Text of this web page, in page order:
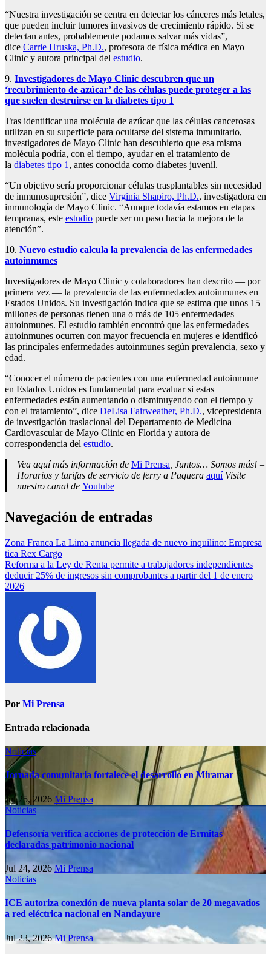
“Nuestra investigación se centra en detectar los cánceres más letales,
que pueden incluir tumores invasivos de crecimiento rápido. Si se
detectan antes, probablemente podamos salvar más vidas”,
dice Carrie Hruska, Ph.D., profesora de física médica en Mayo
Clinic y autora principal del estudio.
9. Investigadores de Mayo Clinic descubren que un
‘recubrimiento de azúcar’ de las células puede proteger a las
que suelen destruirse en la diabetes tipo 1
Tras identificar una molécula de azúcar que las células cancerosas
utilizan en su superficie para ocultarse del sistema inmunitario,
investigadores de Mayo Clinic han descubierto que esa misma
molécula podría, con el tiempo, ayudar en el tratamiento de
la diabetes tipo 1, antes conocida como diabetes juvenil.
“Un objetivo sería proporcionar células trasplantables sin necesidad
de inmunosupresión”, dice Virginia Shapiro, Ph.D., investigadora en
inmunología de Mayo Clinic. “Aunque todavía estamos en etapas
tempranas, este estudio puede ser un paso hacia la mejora de la
atención”.
10. Nuevo estudio calcula la prevalencia de las enfermedades
autoinmunes
Investigadores de Mayo Clinic y colaboradores han descrito — por
primera vez — la prevalencia de las enfermedades autoinmunes en
Estados Unidos. Su investigación indica que se estima que unos 15
millones de personas tienen una o más de 105 enfermedades
autoinmunes. El estudio también encontró que las enfermedades
autoinmunes ocurren con mayor frecuencia en mujeres e identificó
las principales enfermedades autoinmunes según prevalencia, sexo y
edad.
“Conocer el número de pacientes con una enfermedad autoinmune
en Estados Unidos es fundamental para evaluar si estas
enfermedades están aumentando o disminuyendo con el tiempo y
con el tratamiento”, dice DeLisa Fairweather, Ph.D., vicepresidenta
de investigación traslacional del Departamento de Medicina
Cardiovascular de Mayo Clinic en Florida y autora de
correspondencia del estudio.
Vea aquí más información de Mi Prensa, Juntos… Somos más! –
Horarios y tarifas de servicio de ferry a Paquera aquíVisite
nuestro canal de Youtube
Navegación de entradas
Zona Franca La Lima anuncia llegada de nuevo inquilino: Empresa
tica Rex Cargo
Reforma a la Ley de Renta permite a trabajadores independientes
deducir 25% de ingresos sin comprobantes a partir del 1 de enero
2026
Por Mi Prensa
Entrada relacionada
Noticias
Jornada comunitaria fortalece el desarrollo en Miramar
Jul 25, 2026 Mi Prensa
Noticias
Defensoría verifica acciones de protección de Ermitas
declaradas patrimonio nacional
Jul 24, 2026Mi Prensa
Noticias
ICE autoriza conexión de nueva planta solar de 20 megavatios
a red eléctrica nacional en Nandayure
Jul 23, 2026Mi Prensa